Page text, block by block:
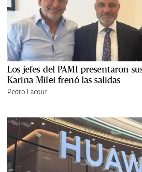
Los jefes del PAMI presentaron
Karina Milei frenó las salidas
Pedro Lacour